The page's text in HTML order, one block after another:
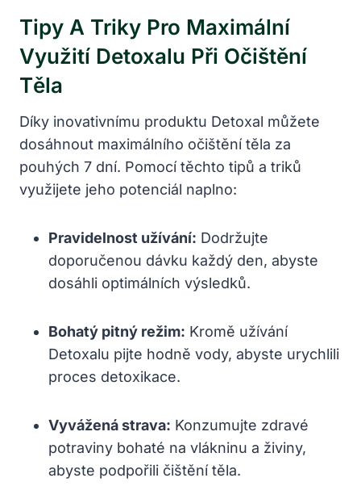
Tipy A Triky Pro Maximální
Využití Detoxalu Při Očištění
Těla
Díky inovativnímu produktu Detoxal můžete
dosáhnout maximálního očištění těla za
pouhých 7 dní. Pomocí těchto tipů a triků
využijete jeho potenciál naplno:
Pravidelnost užívání: Dodržujte
doporučenou dávku každý den, abyste
dosáhli optimálních výsledků.
Bohatý pitný režim: Kromě užívání
Detoxalu pijte hodně vody, abyste urychlili
proces detoxikace.
Vyvážená strava: Konzumujte zdravé
potraviny bohaté na vlákninu a živiny,
abyste podpořili čištění těla.